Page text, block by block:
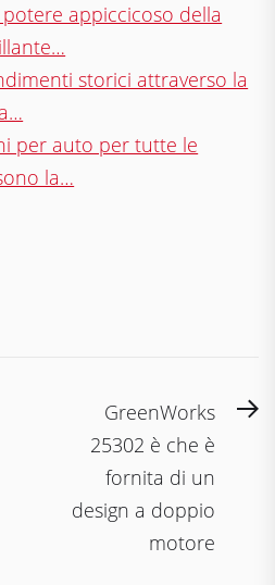
potere appiccicoso della
storici attraverso la
per auto per tutte le
la…
GreenWorks
25302 è che è
fornita di un
design a doppio
motore